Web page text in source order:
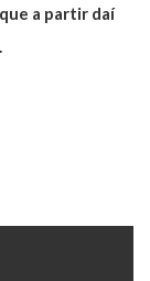
a partir daí